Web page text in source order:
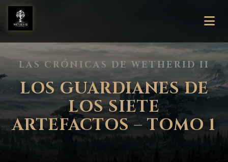
LAS CRÓNICAS DE WETHERID II
LOS GUARDIANES DE
LOS SIETE
ARTEFACTOS – TOMO 1